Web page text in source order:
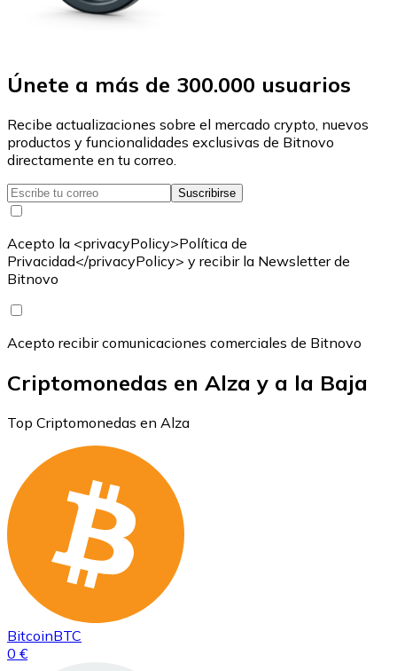
Únete a más de 300.000 usuarios
Recibe actualizaciones sobre el mercado crypto, nuevos
productos y funcionalidades exclusivas de Bitnovo
directamente en tu correo.
Suscribirse
Acepto la <privacyPolicy>Política de
Privacidad</privacyPolicy> y recibir la Newsletter de
Bitnovo
Acepto recibir comunicaciones comerciales de Bitnovo
Criptomonedas en Alza y a la Baja
Top Criptomonedas en Alza
BitcoinBTC
0 €